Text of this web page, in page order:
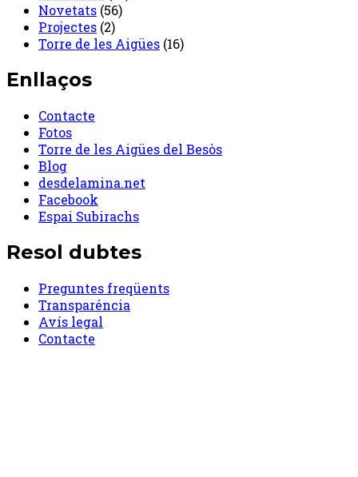
Novetats (56)
Projectes (2)
Torre de les Aigües (16)
Enllaços
Contacte
Fotos
Torre de les Aigües del Besòs
Blog
desdelamina.net
Facebook
Espai Subirachs
Resol dubtes
Preguntes freqüents
Transparéncia
Avís legal
Contacte